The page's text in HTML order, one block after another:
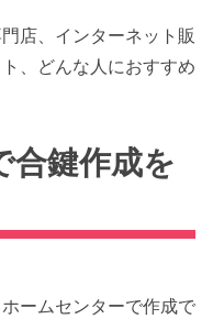
店、インターネット販
、どんな人におすすめ
合鍵作成を
ームセンターで作成で